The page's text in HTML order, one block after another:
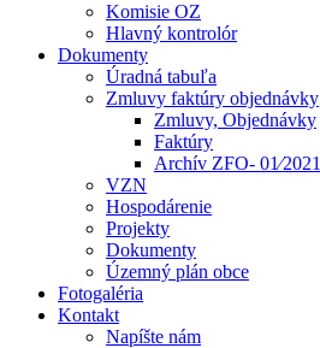
Komisie OZ
Hlavný kontrolór
Dokumenty
Úradná tabuľa
Zmluvy faktúry objednávky
Zmluvy, Objednávky
Faktúry
Archív ZFO- 01⁄2021
VZN
Hospodárenie
Projekty
Dokumenty
Územný plán obce
Fotogaléria
Kontakt
Napíšte nám